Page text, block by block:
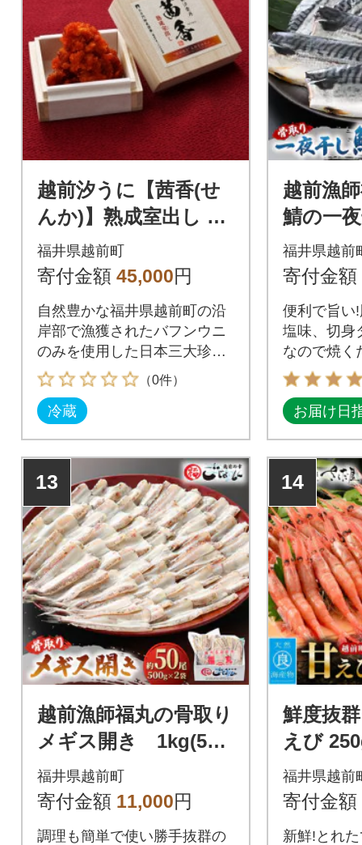
越前汐うに【茜香(せ
んか)】熟成室出し 38
g
福井県越前町
寄付金額 45,000円
自然豊かな福井県越前町の沿
岸部で漁獲されたバフンウニ
のみを使用した日本三大珍味
の一つとして名高い逸品
（0件）
冷蔵
越前漁
鯖の一
入り
福井県越前
寄付金額
便利で旨い
塩味、切身
なので焼く
手抜群の一
お届け日
13
越前漁師福丸の骨取り
メギス開き 1kg(50
尾前後)
福井県越前町
寄付金額 11,000円
調理も簡単で使い勝手抜群の
14
鮮度抜
えび
ト
福井県越前
寄付金額
新鮮!とれ